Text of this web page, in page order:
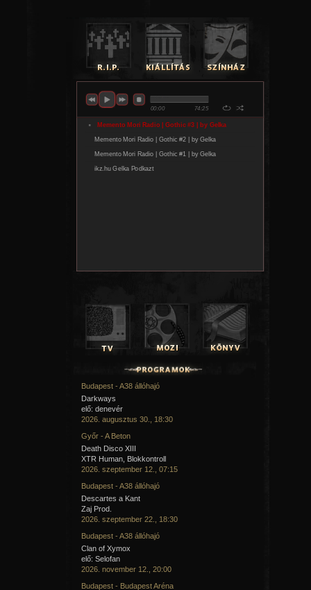
Budapest - A38 állóhajó
Darkways
elő: denevér
2026. augusztus 30., 18:30
Győr - A Beton
Death Disco XIII
XTR Human, Blokkontroll
2026. szeptember 12., 07:15
Budapest - A38 állóhajó
Descartes a Kant
Zaj Prod.
2026. szeptember 22., 18:30
Budapest - A38 állóhajó
Clan of Xymox
elő: Selofan
2026. november 12., 20:00
Budapest - Budapest Aréna